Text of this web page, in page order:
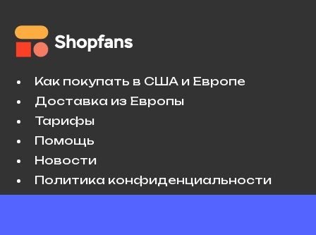
Как покупать в США и Европе
Доставка из Европы
Тарифы
Помощь
Новости
Политика конфиденциальности